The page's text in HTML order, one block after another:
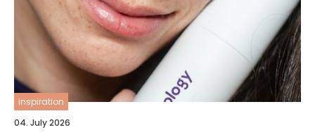
inspiration
04. July 2026